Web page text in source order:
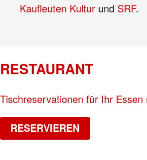
Kaufleuten Kultur und SRF.
RESTAURANT
Tischreservationen für Ihr
RESERVIEREN